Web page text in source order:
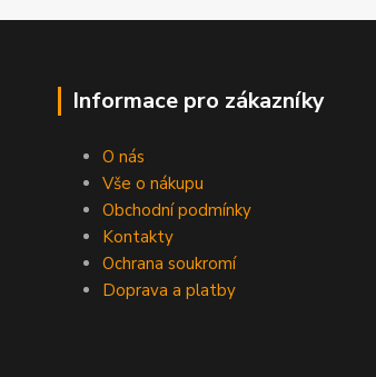
Informace pro zákazníky
O nás
Vše o nákupu
Obchodní podmínky
Kontakty
Ochrana soukromí
Doprava a platby